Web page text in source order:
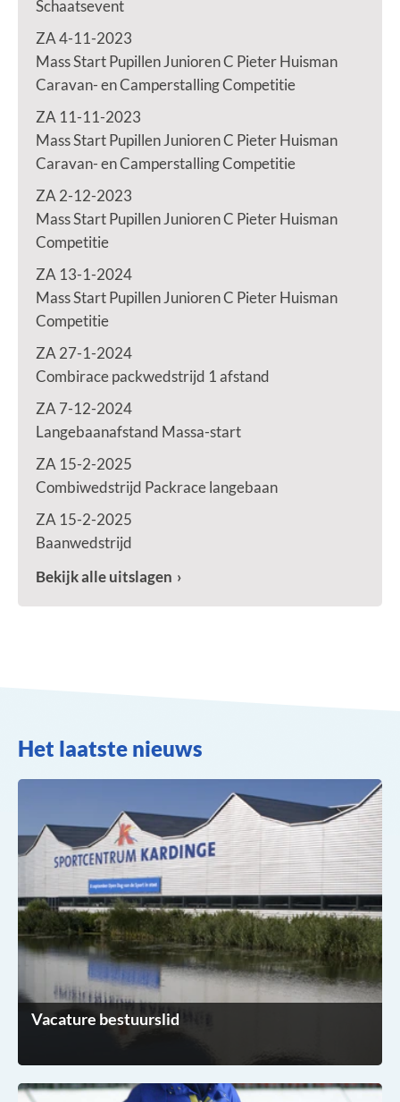
Schaatsevent
ZA 4-11-2023
Mass Start Pupillen Junioren C Pieter Huisman
Caravan- en Camperstalling Competitie
ZA 11-11-2023
Mass Start Pupillen Junioren C Pieter Huisman
Caravan- en Camperstalling Competitie
ZA 2-12-2023
Mass Start Pupillen Junioren C Pieter Huisman
Competitie
ZA 13-1-2024
Mass Start Pupillen Junioren C Pieter Huisman
Competitie
ZA 27-1-2024
Combirace packwedstrijd 1 afstand
ZA 7-12-2024
Langebaanafstand Massa-start
ZA 15-2-2025
Combiwedstrijd Packrace langebaan
ZA 15-2-2025
Baanwedstrijd
Bekijk alle uitslagen
Het laatste nieuws
Vacature bestuurslid